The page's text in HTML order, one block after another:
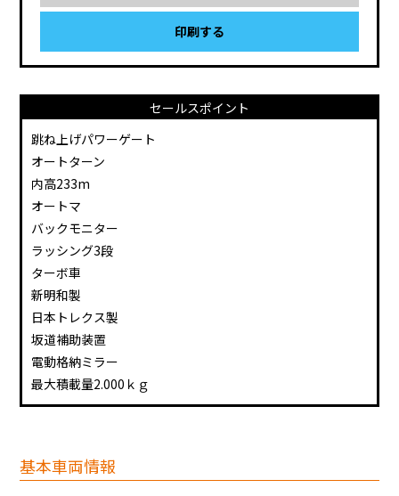
印刷する
セールスポイント
跳ね上げパワーゲート
オートターン
内高233m
オートマ
バックモニター
ラッシング3段
ターボ車
新明和製
日本トレクス製
坂道補助装置
電動格納ミラー
最大積載量2.000ｋｇ
基本車両情報